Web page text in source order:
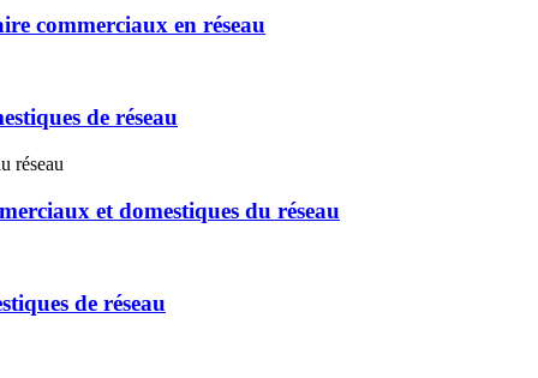
commerciaux en réseau
de réseau
et domestiques du réseau
de réseau